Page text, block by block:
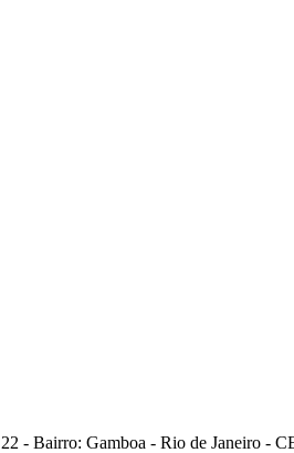
- Bairro: Gamboa - Rio de Janeiro -